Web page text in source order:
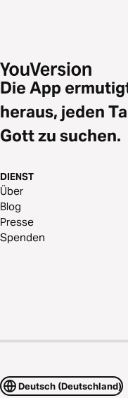
Die App
heraus, jeden
Gott zu suchen.
DIENST
Über
Blog
Presse
Spenden
Deutsch (Deutschland)